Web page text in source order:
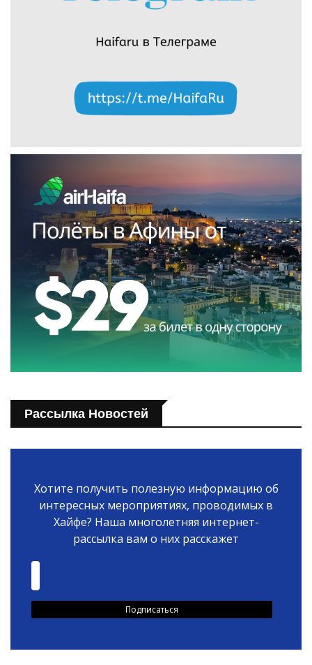
Рассылка Новостей
Хотите получить полезную информацию об
интересных мероприятиях, проводимых в
Хайфе? Наша многолетняя интернет-
рассылка вам о них расскажет